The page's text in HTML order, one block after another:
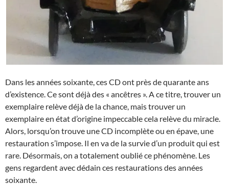
Dans les années soixante, ces CD ont près de quarante ans
d’existence. Ce sont déjà des « ancêtres ». A ce titre, trouver un
exemplaire relève déjà de la chance, mais trouver un
exemplaire en état d’origine impeccable cela relève du miracle.
Alors, lorsqu’on trouve une CD incomplète ou en épave, une
restauration s’impose. Il en va de la survie d’un produit qui est
rare. Désormais, on a totalement oublié ce phénomène. Les
gens regardent avec dédain ces restaurations des années
soixante.